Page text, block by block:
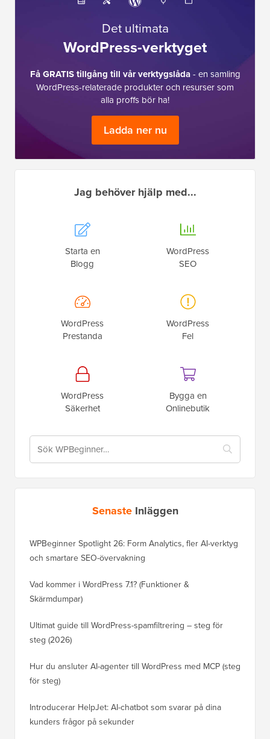
Det ultimata
WordPress-verktyget
Få GRATIS tillgång till vår verktygslåda- en samling
WordPress-relaterade produkter och resurser som
alla proffs bör ha!
Ladda ner nu
Jag behöver hjälp med...
Starta en
Blogg
WordPress
SEO
WordPress
Prestanda
WordPress
Fel
WordPress
Säkerhet
Bygga en
Onlinebutik
Senaste Inläggen
WPBeginner Spotlight 26: Form Analytics, fler AI-verktyg
och smartare SEO-övervakning
Vad kommer i WordPress 7.1? (Funktioner &
Skärmdumpar)
Ultimat guide till WordPress-spamfiltrering – steg för
steg (2026)
Hur du ansluter AI-agenter till WordPress med MCP (steg
för steg)
Introducerar HelpJet: AI-chatbot som svarar på dina
kunders frågor på sekunder